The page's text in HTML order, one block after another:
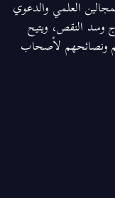
العلمي والدعوي
وسد النقص، ويتيح
ونصائحهم لأصحاب